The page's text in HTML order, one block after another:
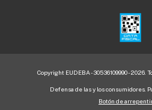
Copyright EUDEBA - 30536109990 - 2026.
Defensa de las y los consumidores.
Botón de